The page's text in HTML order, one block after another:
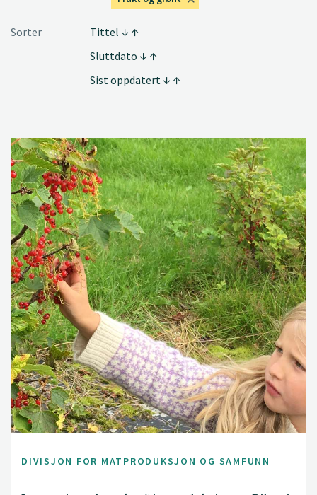
Sorter
Tittel
Sluttdato
Sist oppdatert
DIVISJON FOR MATPRODUKSJON OG SAMFUNN